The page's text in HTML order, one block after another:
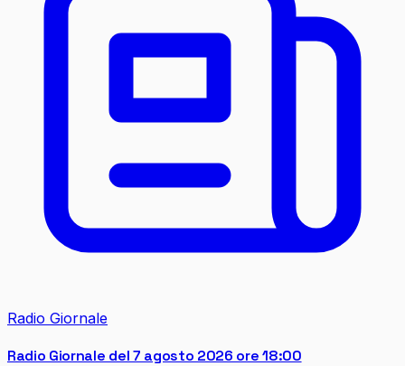
Radio Giornale
Radio Giornale del 7 agosto 2026 ore 18:00